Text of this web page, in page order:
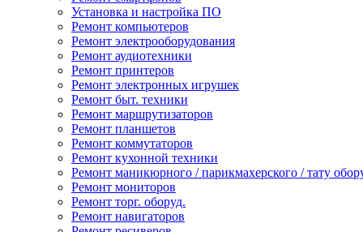
Установка и настройка ПО
Ремонт компьютеров
Ремонт электрооборудования
Ремонт аудиотехники
Ремонт принтеров
Ремонт электронных игрушек
Ремонт быт. техники
Ремонт маршрутизаторов
Ремонт планшетов
Ремонт коммутаторов
Ремонт кухонной техники
Ремонт маникюрного / парикмахерского / тату
Ремонт мониторов
Ремонт торг. оборуд.
Ремонт навигаторов